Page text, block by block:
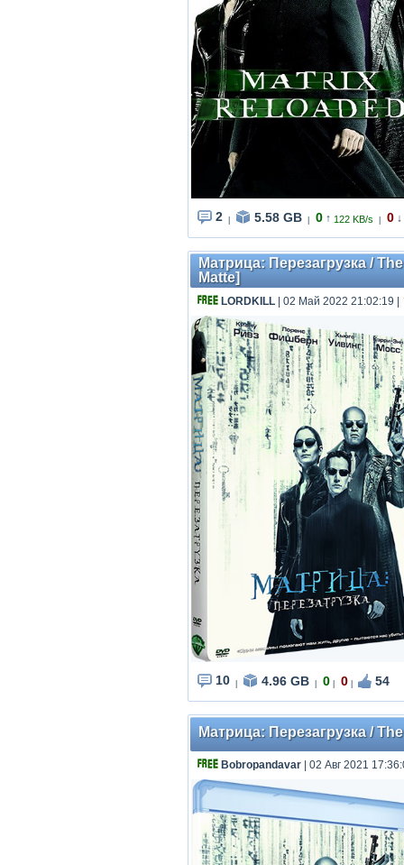
2 5.58 GB 0 ↑ 122 KB/s 0 ↓
Матрица: Перезагрузка /
Matte]
LORDKILL | 02 Май 2022 21:02:19
10 4.96 GB 0 0 54
Матрица: Перезагрузка /
Bobropandavar | 02 Авг 2021